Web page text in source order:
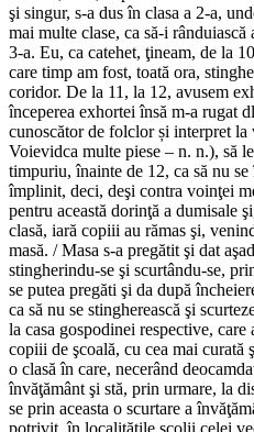
şi singur, s-a dus în clasa a 2-a,
mai multe clase, ca să-i
3-a. Eu, ca catehet, ţineam, de la
care timp am fost, toată ora,
coridor. De la 11, la 12, avusem
începerea exhortei însă m-a rugat
cunoscător de folclor și interpret la
Voievidca multe piese – n. n.), să
timpuriu, înainte de 12, ca să nu
împlinit, deci, deşi contra voinţei
pentru această dorinţă a dumisale
clasă, iară copiii au rămas şi,
masă. / Masa s-a pregătit şi dat
stingherindu-se şi scurtându-se,
se putea pregăti şi da după
ca să nu se stingherească şi
la casa gospodinei respective,
copiii de şcoală, cu cea mai
o clasă în care, necerând
învăţământ şi stă, prin urmare, la
se prin aceasta o scurtare a